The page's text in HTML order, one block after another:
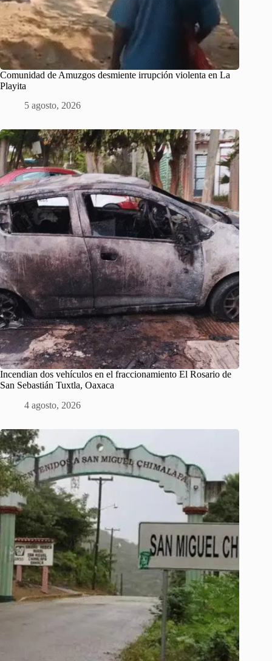
Comunidad de Amuzgos desmiente irrupción violenta en La
Playita
5 agosto, 2026
Incendian dos vehículos en el fraccionamiento El Rosario de
San Sebastián Tuxtla, Oaxaca
4 agosto, 2026